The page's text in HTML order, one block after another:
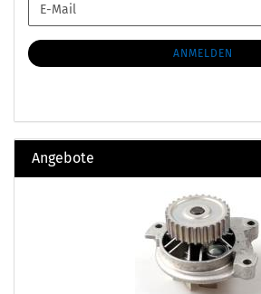
ZUR
ANMELDUNG
E-
Mail
ANMELDEN
Angebote